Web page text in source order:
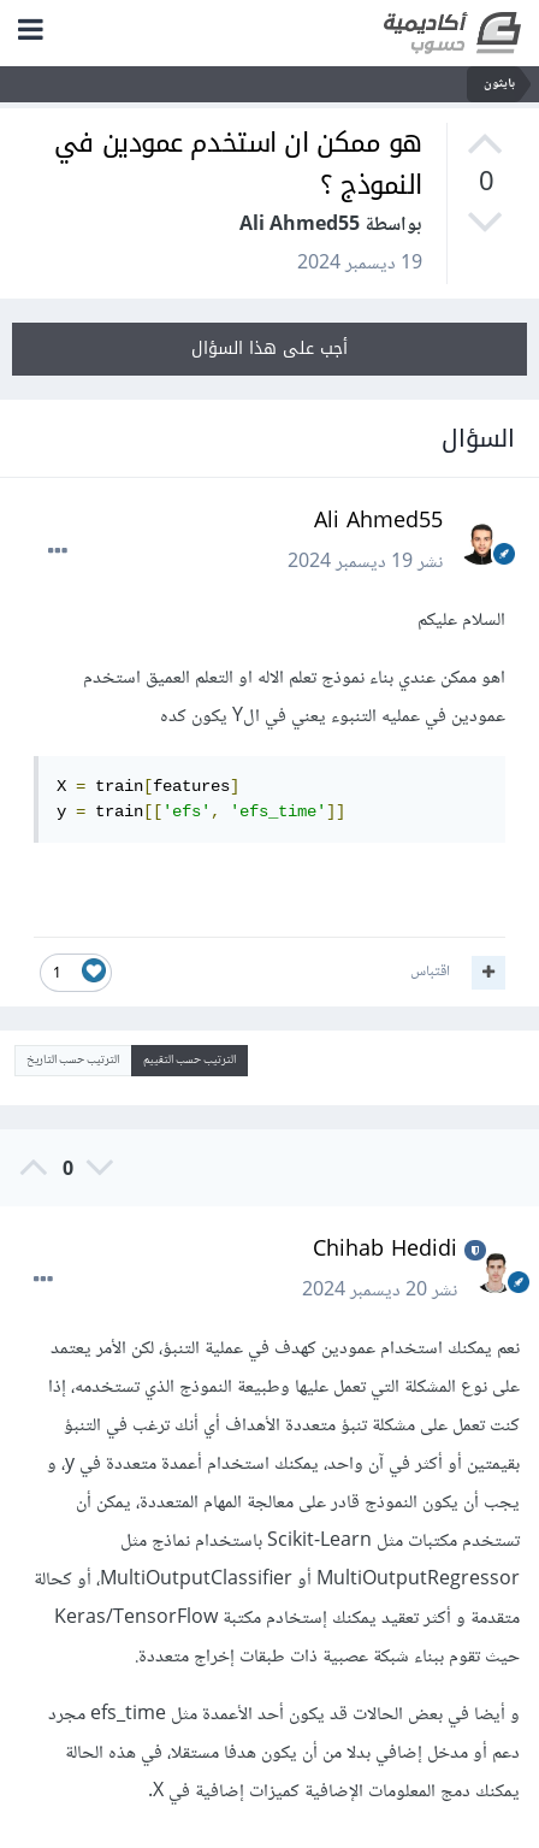
بايثون
0
هو ممكن ان استخدم عمودين في
النموذج ؟
بواسطة Ali Ahmed55
19 ديسمبر 2024
أجب على هذا السؤال
السؤال
Ali Ahmed55
نشر19 ديسمبر 2024
السلام عليكم
اهو ممكن عندي بناء نموذج تعلم الاله او التعلم العميق استخدم
عمودين في عمليه التنبوء يعني في الY يكون كده
X = train [features]
y = train [['efs', 'efs_time']]
1 اقتباس
الترتيب حسب التقييم الترتيب حسب التاريخ
0
Chihab Hedidi
نشر20 ديسمبر 2024
نعم يمكنك استخدام عمودين كهدف في عملية التنبؤ، لكن الأمر يعتمد
على نوع المشكلة التي تعمل عليها وطبيعة النموذج الذي تستخدمه، إذا
كنت تعمل على مشكلة تنبؤ متعددة الأهداف أي أنك ترغب في التنبؤ
بقيمتين أو أكثر في آن واحد، يمكنك استخدام أعمدة متعددة في y، و
يجب أن يكون النموذج قادر على معالجة المهام المتعددة، يمكن أن
تستخدم مكتبات مثل Scikit-Learn باستخدام نماذج مثل
MultiOutputRegressor أو MultiOutputClassifier، أو كحالة
متقدمة و أكثر تعقيد يمكنك إستخادم مكتبة Keras/TensorFlow
حيث تقوم ببناء شبكة عصبية ذات طبقات إخراج متعددة.
و أيضا في بعض الحالات قد يكون أحد الأعمدة مثل efs_time مجرد
دعم أو مدخل إضافي بدلا من أن يكون هدفا مستقلا، في هذه الحالة
يمكنك دمج المعلومات الإضافية كميزات إضافية في X.